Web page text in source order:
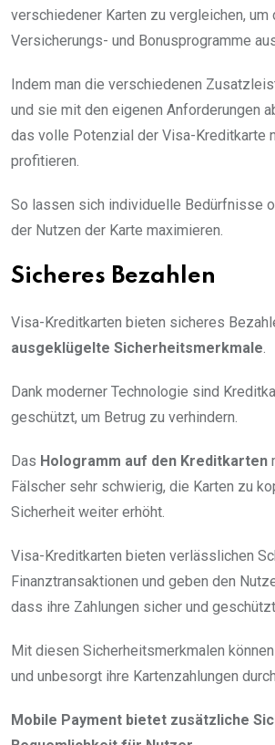
verschiedener Karten zu vergleichen, um
Versicherungs- und Bonusprogramme
Indem man die verschiedenen
und sie mit den eigenen Anforderungen
das volle Potenzial der Visa-Kreditkarte
profitieren.
So lassen sich individuelle Bedürfnisse
der Nutzen der Karte maximieren.
Sicheres Bezahlen
Visa-Kreditkarten bieten sicheres
ausgeklügelte Sicherheitsmerkmale.
Dank moderner Technologie sind
geschützt, um Betrug zu verhindern.
Das Hologramm auf den Kreditkarten
Fälscher sehr schwierig, die Karten zu
Sicherheit weiter erhöht.
Visa-Kreditkarten bieten verlässlichen
Finanztransaktionen und geben den
dass ihre Zahlungen sicher und
Mit diesen Sicherheitsmerkmalen
und unbesorgt ihre Kartenzahlungen
Mobile Payment bietet zusätzliche